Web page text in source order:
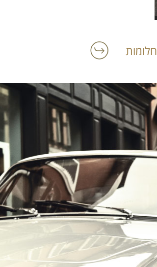
הראשונה שלך?
ותתחיל לקבל מאיתנו אהבה מוטורית